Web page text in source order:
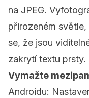
na JPEG.
přirozeném
se, že jsou
zakrytí textu prsty.
Vymažte
Androidu: